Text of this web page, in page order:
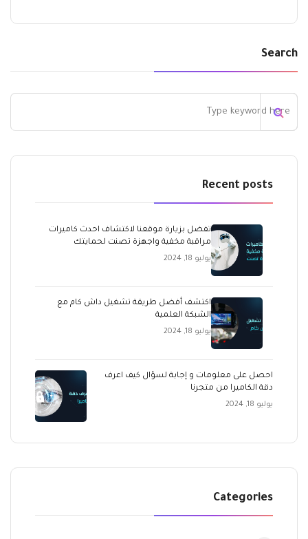
Search
Recent posts
تفضل بزيارة موقعنا لاكتشاف احدث كاميرات
مراقبة مخفية واجهزة تصنت لحمايتك
يوليو 18, 2024
اكتشف أفضل طريقة تشغيل داش كام مع
الشبكة العلمية
يوليو 18, 2024
احصل على معلومات و إجابة لسؤال كيف اعرف
دقة الكاميرا من متجرنا
يوليو 18, 2024
Categories